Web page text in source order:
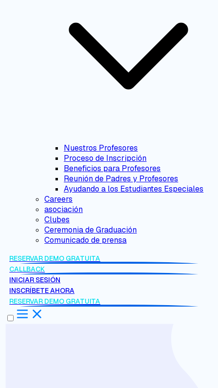
Nuestros Profesores
Proceso de Inscripción
Beneficios para Profesores
Reunión de Padres y Profesores
Ayudando a los Estudiantes Especiales
Careers
asociación
Clubes
Ceremonia de Graduación
Comunicado de prensa
RESERVAR DEMO GRATUITA
CALLBACK
INICIAR SESIÓN
INSCRÍBETE AHORA
RESERVAR DEMO GRATUITA